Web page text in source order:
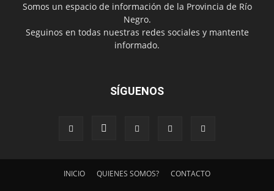
Somos un espacio de información de la Provincia de Río
Negro.
Seguinos en todas nuestras redes sociales y mantente
informado.
SÍGUENOS
INICIO QUIENES SOMOS? CONTACTO